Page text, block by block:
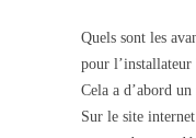
Quels sont les
pour l’installateur
Cela a d’abord
Sur le site